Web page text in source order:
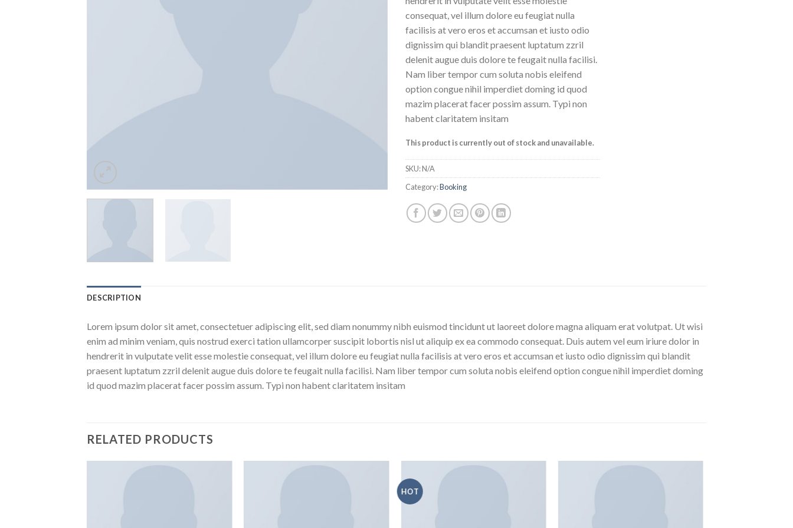
consequat, vel illum dolore eu feugiat nulla
facilisis at vero eros et accumsan et iusto odio
dignissim qui blandit praesent luptatum zzril
delenit augue duis dolore te feugait nulla facilisi.
Nam liber tempor cum soluta nobis eleifend
option congue nihil imperdiet doming id quod
mazim placerat facer possim assum. Typi non
habent claritatem insitam
This product is currently out of stock and unavailable.
SKU:N/A
Category:Booking
DESCRIPTION
Lorem ipsum dolor sit amet, consectetuer adipiscing elit, sed diam nonummy nibh euismod tincidunt ut laoreet dolore magna aliquam erat volutpat. Ut wisi
enim ad minim veniam, quis nostrud exerci tation ullamcorper suscipit lobortis nisl ut aliquip ex ea commodo consequat. Duis autem vel eum iriure dolor in
hendrerit in vulputate velit esse molestie consequat, vel illum dolore eu feugiat nulla facilisis at vero eros et accumsan et iusto odio dignissim qui blandit
praesent luptatum zzril delenit augue duis dolore te feugait nulla facilisi. Nam liber tempor cum soluta nobis eleifend option congue nihil imperdiet doming
id quod mazim placerat facer possim assum. Typi non habent claritatem insitam
RELATED PRODUCTS
HOT